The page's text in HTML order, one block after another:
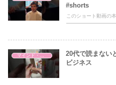
#shorts
このショート動画の
20代で読まない
ビジネス